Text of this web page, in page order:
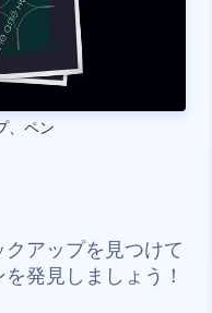
、ペン
アップを見つけて
発見しましょう！